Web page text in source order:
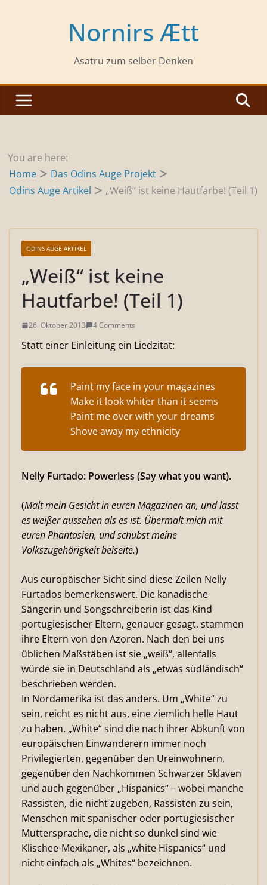
Nornirs Ætt
Asatru zum selber Denken
You are here:
Home
Das Odins Auge Projekt
Odins Auge Artikel
„Weiß“ ist keine Hautfarbe! (Teil 1)
ODINS AUGE ARTIKEL
„Weiß“ ist keine
Hautfarbe! (Teil 1)
26. Oktober 2013 4 Comments
Statt einer Einleitung ein Liedzitat:
Paint my face in your magazines
Make it look whiter than it seems
Paint me over with your dreams
Shove away my ethnicity
Nelly Furtado: Powerless (Say what you want).
(Malt mein Gesicht in euren Magazinen an, und lasst
es weißer aussehen als es ist. Übermalt mich mit
euren Phantasien, und schubst meine
Volkszugehörigkeit beiseite.)
Aus europäischer Sicht sind diese Zeilen Nelly
Furtados bemerkenswert. Die kanadische
Sängerin und Songschreiberin ist das Kind
portugiesischer Eltern, genauer gesagt, stammen
ihre Eltern von den Azoren. Nach den bei uns
üblichen Maßstäben ist sie „weiß“, allenfalls
würde sie in Deutschland als „etwas südländisch“
beschrieben werden.
In Nordamerika ist das anders. Um „White“ zu
sein, reicht es nicht aus, eine ziemlich helle Haut
zu haben. „White“ sind die nach ihrer Abkunft von
europäischen Einwanderern immer noch
Privilegierten, gegenüber den Ureinwohnern,
gegenüber den Nachkommen Schwarzer Sklaven
und auch gegenüber „Hispanics“ – wobei manche
Rassisten, die nicht zugeben, Rassisten zu sein,
Menschen mit spanischer oder portugiesischer
Muttersprache, die nicht so dunkel sind wie
Klischee-Mexikaner, als „white Hispanics“ und
nicht einfach als „Whites“ bezeichnen.